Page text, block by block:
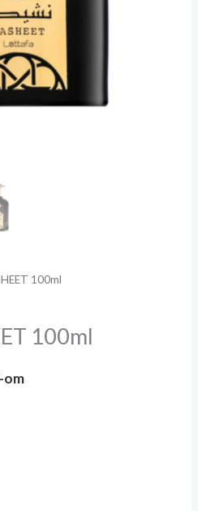
100ml
100ml
om